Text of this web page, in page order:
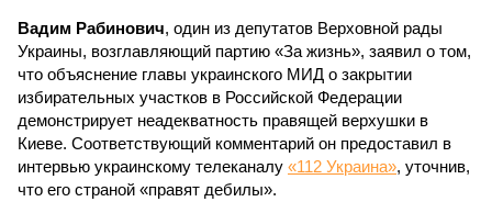
Вадим Рабинович, один из депутатов Верховной рады
Украины, возглавляющий партию «За жизнь», заявил о том,
что объяснение главы украинского МИД о закрытии
избирательных участков в Российской Федерации
демонстрирует неадекватность правящей верхушки в
Киеве. Соответствующий комментарий он предоставил в
интервью украинскому телеканалу «112 Украина», уточнив,
что его страной «правят дебилы».